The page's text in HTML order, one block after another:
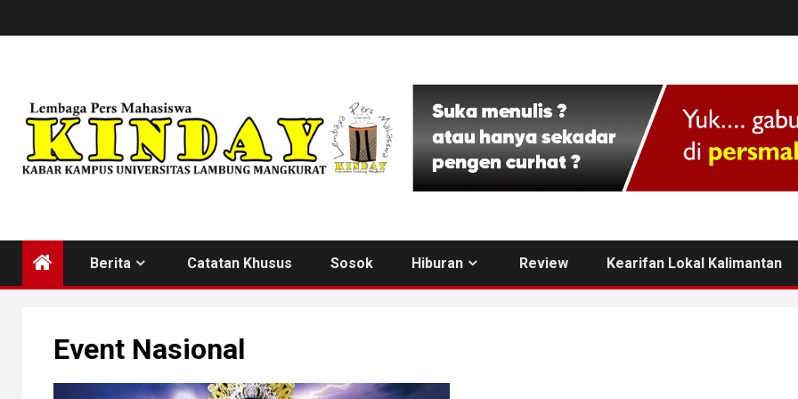
to
Berita Catatan Khusus Sosok Hiburan Review Kearifan Lokal Kalimantan
Event Nasional